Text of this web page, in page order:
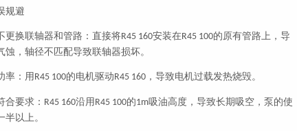
规避
更换联轴器和管路：直接将R45 160安装在R45 100的原有管路上，导
蚀，轴径不匹配导致联轴器损坏。
率：用R45 100的电机驱动R45 160 ，导致电机过载发热烧毁。
合要求： R45 160沿用 R45 100的1m吸油高度，导致长期吸空，泵的使
半以上。